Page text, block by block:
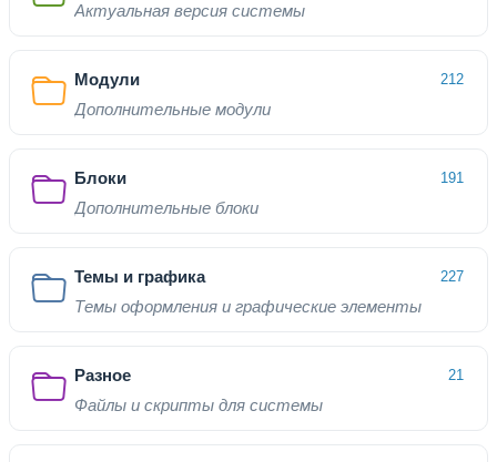
Актуальная версия системы
Модули 212
Дополнительные модули
Блоки 191
Дополнительные блоки
Темы и графика 227
Темы оформления и графические элементы
Разное 21
Файлы и скрипты для системы